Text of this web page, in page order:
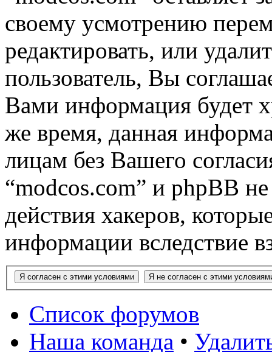
своему усмотрению
редактировать, или
пользователь, Вы
Вами информация будет
же время, данная
лицам без Вашего
“modcos.com” и phpBB не
действия хакеров,
информации вследствие
Список форумов
Наша команда •